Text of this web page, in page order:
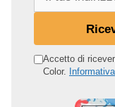
o Accetto di
Color.